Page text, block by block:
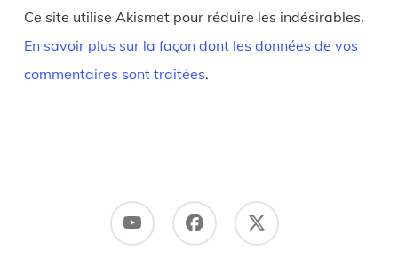
Ce site utilise Akismet pour réduire les indésirables.
En savoir plus sur la façon dont les données de vos
commentaires sont traitées.
Youtube Facebook
X
Twitter